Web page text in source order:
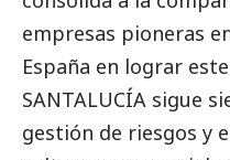
empresas pioneras
España en lograr
SANTALUCÍA sigue
gestión de riesgos y